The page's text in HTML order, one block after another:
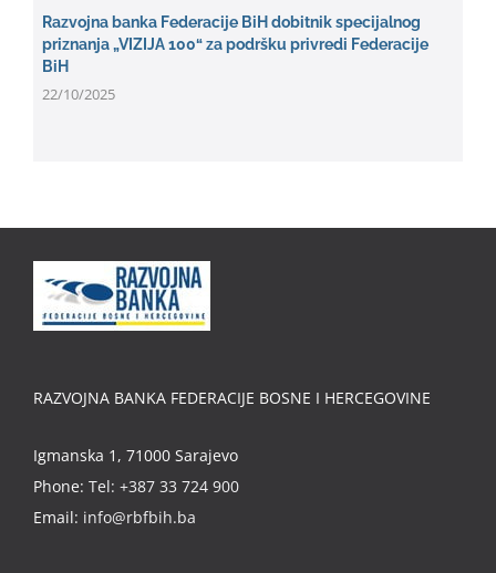
Razvojna banka Federacije BiH dobitnik specijalnog
priznanja „VIZIJA 100“ za podršku privredi Federacije
BiH
22/10/2025
RAZVOJNA BANKA FEDERACIJE BOSNE I HERCEGOVINE
Igmanska 1, 71000 Sarajevo
Phone: Tel: +387 33 724 900
Email: info@rbfbih.ba